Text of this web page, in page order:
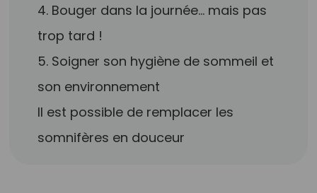
4. Bouger dans la journée… mais pas
trop tard !
5. Soigner son hygiène de sommeil et
son environnement
Il est possible de remplacer les
somnifères en douceur